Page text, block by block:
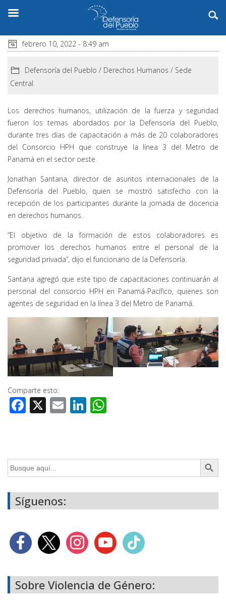
febrero 10, 2022 - 8:49 am
Defensoría del Pueblo / Derechos Humanos / Sede
Central
Los derechos humanos, utilización de la fuerza y seguridad
fueron los temas abordados por la Defensoría del Pueblo,
durante tres días de capacitación a más de 20 colaboradores
del Consorcio HPH que construye la línea 3 del Metro de
Panamá en el sector oeste.
Jonathan Santana, director de asuntos internacionales de la
Defensoría del Pueblo, quien se mostró satisfecho con la
recepción de los participantes durante la jornada de docencia
en derechos humanos.
“El objetivo de la formación de estos colaboradores es
promover los derechos humanos entre el personal de la
seguridad privada”, dijo el funcionario de la Defensoría.
Santana agregó que este tipo de capacitaciones continuarán al
personal del consorcio HPH en Panamá-Pacífico, quienes son
agentes de seguridad en la línea 3 del Metro de Panamá.
Comparte esto:
Facebook
X EmailLinkedIn
Buscar: Botón de
Síguenos:
Sobre Violencia de Género: